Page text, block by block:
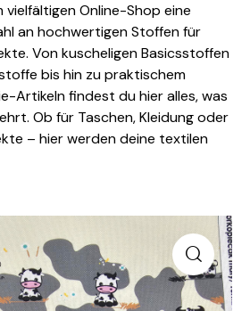
vielfältigen Online-Shop eine
an hochwertigen Stoffen für
Von kuscheligen Basicsstoffen
bis hin zu praktischem
Artikeln findest du hier alles, was
Ob für Taschen, Kleidung oder
– hier werden deine textilen